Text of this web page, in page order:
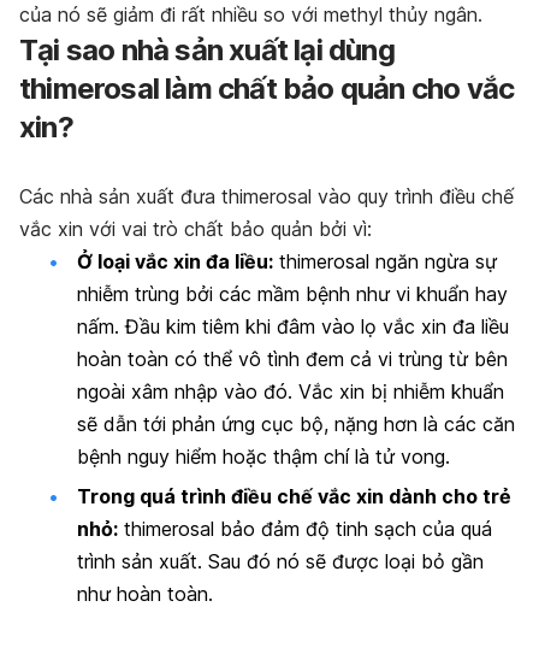
của nó sẽ giảm đi rất nhiều so với methyl thủy ngân.
Tại sao nhà sản xuất lại dùng
thimerosal làm chất bảo quản cho vắc
xin?
Các nhà sản xuất đưa thimerosal vào quy trình điều chế
vắc xin với vai trò chất bảo quản bởi vì:
Ở loại vắc xin đa liều: thimerosal ngăn ngừa sự
nhiễm trùng bởi các mầm bệnh như vi khuẩn hay
nấm. Đầu kim tiêm khi đâm vào lọ vắc xin đa liều
hoàn toàn có thể vô tình đem cả vi trùng từ bên
ngoài xâm nhập vào đó. Vắc xin bị nhiễm khuẩn
sẽ dẫn tới phản ứng cục bộ, nặng hơn là các căn
bệnh nguy hiểm hoặc thậm chí là tử vong.
Trong quá trình điều chế vắc xin dành cho trẻ
nhỏ: thimerosal bảo đảm độ tinh sạch của quá
trình sản xuất. Sau đó nó sẽ được loại bỏ gần
như hoàn toàn.